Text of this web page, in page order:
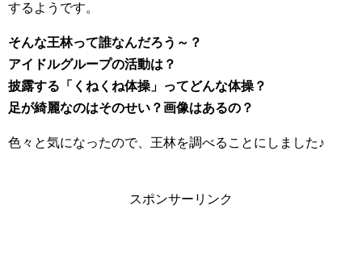
するようです。
そんな王林って誰なんだろう～？
アイドルグループの活動は？
披露する「くねくね体操」ってどんな体操？
足が綺麗なのはそのせい？画像はあるの？
色々と気になったので、王林を調べることにしました♪
スポンサーリンク